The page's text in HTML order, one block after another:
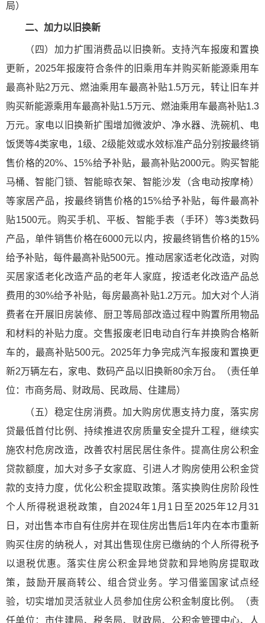
局）
二、加力以旧换新
（四）加力扩围消费品以旧换新。支持汽车报废和置换
更新，2025年报废符合条件的旧乘用车并购买新能源乘用车
最高补贴2万元、燃油乘用车最高补贴1.5万元，转让旧车并
购买新能源乘用车最高补贴1.5万元、燃油乘用车最高补贴1.3
万元。家电以旧换新扩围增加微波炉、净水器、洗碗机、电
饭煲等4类家电，1级、2级能效或水效标准产品分别按最终销
售价格的20%、15%给予补贴，最高补贴2000元。购买智能
马桶、智能门锁、智能晾衣架、智能沙发（含电动按摩椅）
等家居产品，按最终销售价格的15%给予补贴，每件最高补
贴1500元。购买手机、平板、智能手表（手环）等3类数码
产品，单件销售价格在6000元以内，按最终销售价格的15%
给予补贴，每件最高补贴500元。推动居家适老化改造，对购
买居家适老化改造产品的老年人家庭，按适老化改造产品总
费用的30%给予补贴，每房最高补贴1.2万元。加大对个人消
费者在开展旧房装修、厨卫等局部改造过程中购置所用物品
和材料的补贴力度。交售报废老旧电动自行车并换购合格新
车的，最高补贴500元。2025年力争完成汽车报废和置换更
新2万辆左右，家电、数码产品以旧换新80余万台。（责任单
位：市商务局、财政局、民政局、住建局）
（五）稳定住房消费。加大购房优惠支持力度，落实房
贷最低首付比例、持续推进农房质量安全提升工程，继续实
施农村危房改造，改善农村居民居住条件。提高住房公积金
贷款额度，加大对多子女家庭、引进人才购房使用公积金贷
款的支持力度，优化公积金提取政策。落实换购住房阶段性
个人所得税退税政策，自2024年1月1日至2025年12月31
日，对出售本市自有住房并在现住房出售后1年内在本市重新
购买住房的纳税人，对其出售现住房已缴纳的个人所得税予
以退税优惠。落实住房公积金异地贷款和异地购房提取政
策，鼓励开展商转公、组合贷业务。学习借鉴国家试点经
验，切实增加灵活就业人员参加住房公积金制度比例。（责
任单位：市住建局、税务局、财政局、公积金管理中心、人